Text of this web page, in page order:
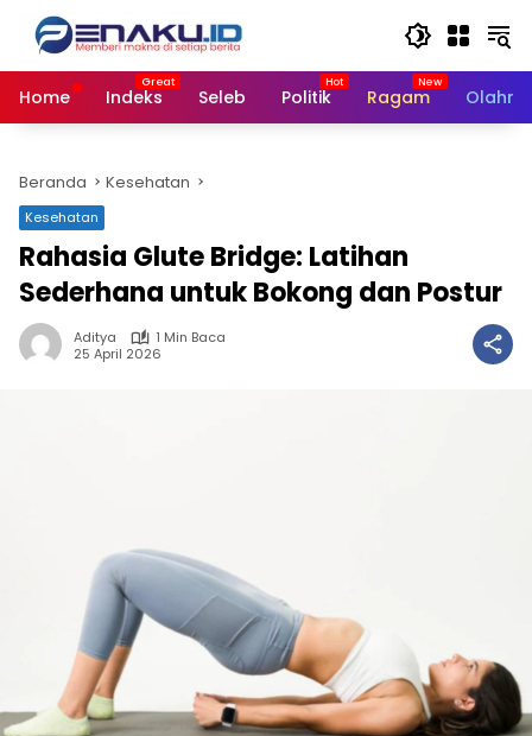
Langsung
konten
Home
Indeks Seleb Politik Ragam
Beranda Kesehatan
Kesehatan
Rahasia Glute Bridge: Latihan
Sederhana untuk Bokong dan Postur
Aditya
1 Min Baca
25 April 2026